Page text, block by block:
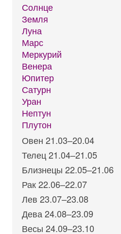
Солнце
Земля
Луна
Марс
Меркурий
Венера
Юпитер
Сатурн
Уран
Нептун
Плутон
Овен 21.03–20.04
Телец 21.04–21.05
Близнецы 22.05–21.06
Рак 22.06–22.07
Лев 23.07–23.08
Дева 24.08–23.09
Весы 24.09–23.10